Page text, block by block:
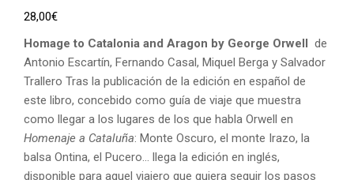
28,00€
Homage to Catalonia and Aragon by George Orwell de
Antonio Escartín, Fernando Casal, Miquel Berga y Salvador
Trallero Tras la publicación de la edición en español de
este libro, concebido como guía de viaje que muestra
como llegar a los lugares de los que habla Orwell en
Homenaje a Cataluña: Monte Oscuro, el monte Irazo, la
balsa Ontina, el Pucero... llega la edición en inglés,
disponible para aquel viajero que quiera seguir los pasos